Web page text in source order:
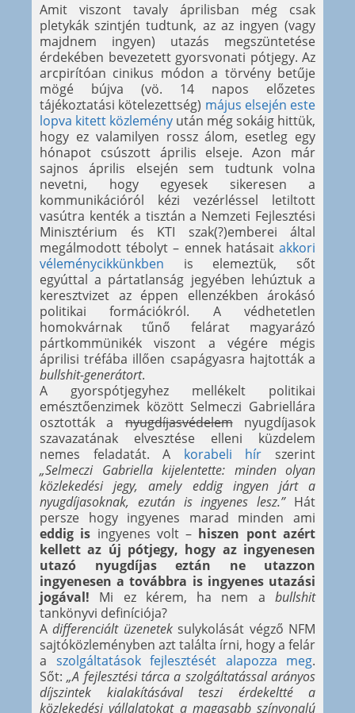
Amit viszont tavaly áprilisban még csak
pletykák szintjén tudtunk, az az ingyen (vagy
majdnem ingyen) utazás megszüntetése
érdekében bevezetett gyorsvonati pótjegy. Az
arcpirítóan cinikus módon a törvény betűje
mögé bújva (vö. 14 napos előzetes
tájékoztatási kötelezettség) május elsején este
lopva kitett közlemény után még sokáig hittük,
hogy ez valamilyen rossz álom, esetleg egy
hónapot csúszott április elseje. Azon már
sajnos április elsején sem tudtunk volna
nevetni, hogy egyesek sikeresen a
kommunikációról kézi vezérléssel letiltott
vasútra kenték a tisztán a Nemzeti Fejlesztési
Minisztérium és KTI szak(?)emberei által
megálmodott tébolyt – ennek hatásait akkori
véleménycikkünkben is elemeztük, sőt
egyúttal a pártatlanság jegyében lehúztuk a
keresztvizet az éppen ellenzékben árokásó
politikai formációkról. A védhetetlen
homokvárnak tűnő felárat magyarázó
pártkommünikék viszont a végére mégis
áprilisi tréfába illően csapágyasra hajtották a
bullshit-generátort.
A gyorspótjegyhez mellékelt politikai
emésztőenzimek között Selmeczi Gabriellára
osztották anyugdíjasvédelemnyugdíjasok
szavazatának elvesztése elleni küzdelem
nemes feladatát. A korabeli hír szerint
„Selmeczi Gabriella kijelentette: minden olyan
közlekedési jegy, amely eddig ingyen járt a
nyugdíjasoknak, ezután is ingyenes lesz.”Hát
persze hogy ingyenes marad minden ami
eddig is ingyenes volt – hiszen pont azért
kellett az új pótjegy, hogy az ingyenesen
utazó nyugdíjas eztán ne utazzon
ingyenesen a továbbra is ingyenes utazási
jogával! Mi ez kérem, ha nem a bullshit
tankönyvi definíciója?
Adifferenciált üzeneteksulykolását végző NFM
sajtóközleményben azt találta írni, hogy a felár
a szolgáltatások fejlesztését alapozza meg.
Sőt:„A fejlesztési tárca a szolgáltatással arányos
díjszintek kialakításával teszi érdekeltté a
közlekedési vállalatokat a magasabb színvonalú